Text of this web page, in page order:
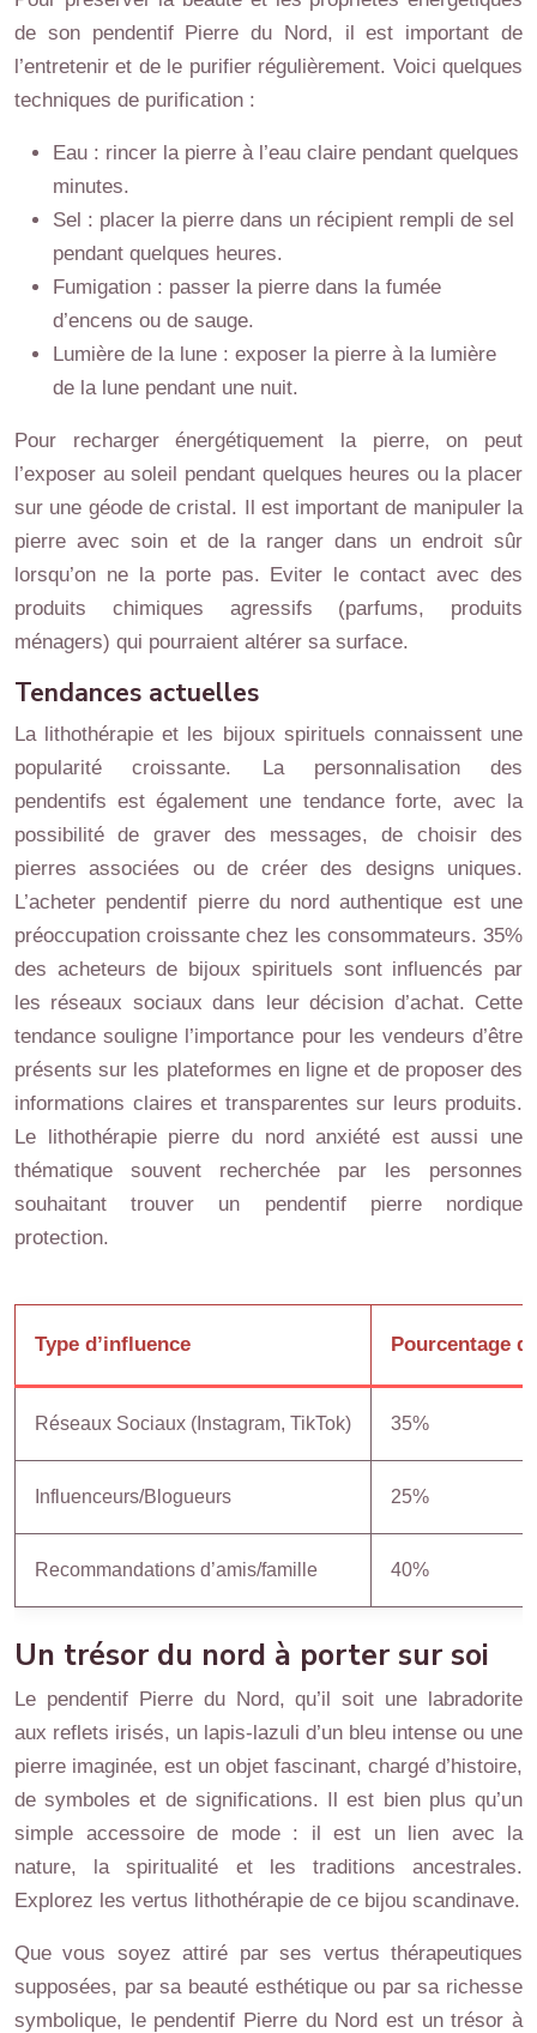
de son pendentif Pierre du Nord, il est important de
l’entretenir et de le purifier régulièrement. Voici quelques
techniques de purification :
Eau : rincer la pierre à l’eau claire pendant quelques
minutes.
Sel : placer la pierre dans un récipient rempli de sel
pendant quelques heures.
Fumigation : passer la pierre dans la fumée
d’encens ou de sauge.
Lumière de la lune : exposer la pierre à la lumière
de la lune pendant une nuit.
Pour recharger énergétiquement la pierre, on peut
l’exposer au soleil pendant quelques heures ou la placer
sur une géode de cristal. Il est important de manipuler la
pierre avec soin et de la ranger dans un endroit sûr
lorsqu’on ne la porte pas. Eviter le contact avec des
produits chimiques agressifs (parfums, produits
ménagers) qui pourraient altérer sa surface.
Tendances actuelles
La lithothérapie et les bijoux spirituels connaissent une
popularité croissante. La personnalisation des
pendentifs est également une tendance forte, avec la
possibilité de graver des messages, de choisir des
pierres associées ou de créer des designs uniques.
L’acheter pendentif pierre du nord authentique est une
préoccupation croissante chez les consommateurs. 35%
des acheteurs de bijoux spirituels sont influencés par
les réseaux sociaux dans leur décision d’achat. Cette
tendance souligne l’importance pour les vendeurs d’être
présents sur les plateformes en ligne et de proposer des
informations claires et transparentes sur leurs produits.
Le lithothérapie pierre du nord anxiété est aussi une
thématique souvent recherchée par les personnes
souhaitant trouver un pendentif pierre nordique
protection.
Type d’influence Pourcentage
Réseaux Sociaux (Instagram, TikTok) 35%
Influenceurs/Blogueurs 25%
Recommandations d’amis/famille 40%
Un trésor du nord à porter sur soi
Le pendentif Pierre du Nord, qu’il soit une labradorite
aux reflets irisés, un lapis-lazuli d’un bleu intense ou une
pierre imaginée, est un objet fascinant, chargé d’histoire,
de symboles et de significations. Il est bien plus qu’un
simple accessoire de mode : il est un lien avec la
nature, la spiritualité et les traditions ancestrales.
Explorez les vertus lithothérapie de ce bijou scandinave.
Que vous soyez attiré par ses vertus thérapeutiques
supposées, par sa beauté esthétique ou par sa richesse
symbolique, le pendentif Pierre du Nord est un trésor à